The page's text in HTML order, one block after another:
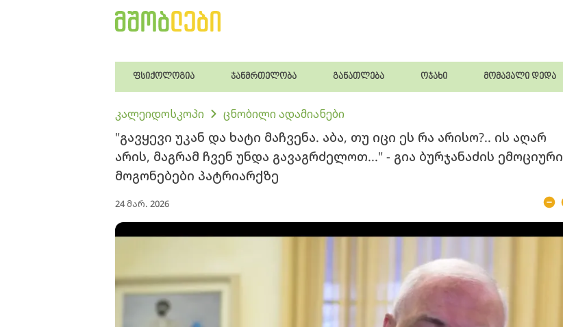
ფსიქოლოგია ჯანმრთელობა განათლება ოჯახი მომავალი დედა
კალეიდოსკოპი ცნობილი ადამიანები
"გავყევი უკან და ხატი მაჩვენა. აბა, თუ იცი ეს რა არისო?.. ის აღარ
არის, მაგრამ ჩვენ უნდა გავაგრძელოთ..." - გია ბურჯანაძის ემოციური
მოგონებები პატრიარქზე
24 მარ. 2026